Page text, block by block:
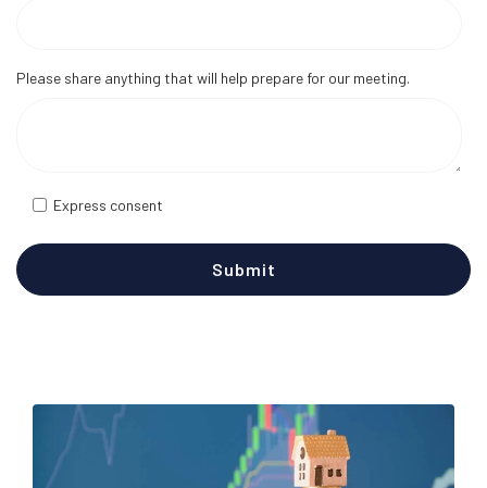
Please share anything that will help prepare for our meeting.
Express consent